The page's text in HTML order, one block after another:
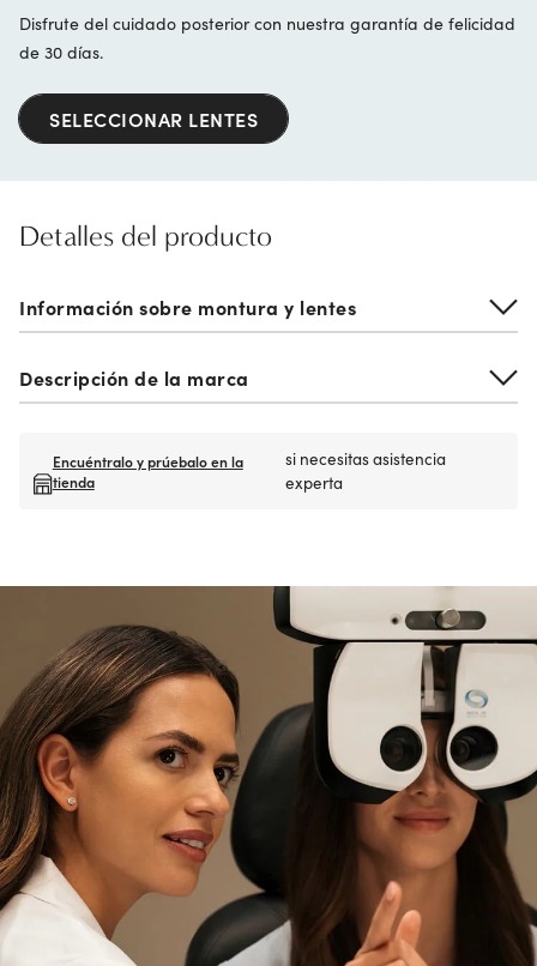
Disfrute del cuidado posterior con nuestra garantía de felicidad
de 30 días.
SELECCIONAR LENTES
Detalles del producto
Información sobre montura y lentes
Descripción de la marca
Encuéntralo y prúebalo en la
tienda
si necesitas asistencia
experta